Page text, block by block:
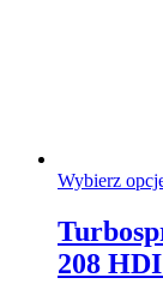
Wybierz
208